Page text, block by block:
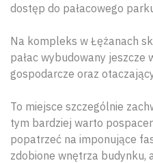
dostęp do pałacowego
Na kompleks w Łężanach
pałac wybudowany jeszcze
gospodarcze oraz
To miejsce szczególnie
tym bardziej warto
popatrzeć na imponujące
zdobione wnętrza budynku,